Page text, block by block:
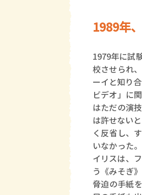
1989年
1979年に試
校させられ
ーイと知り
ビデオ」に
はただの演
は許せない
く反省し、
いなかった
イリスは、
う《みそぎ
脅迫の手紙